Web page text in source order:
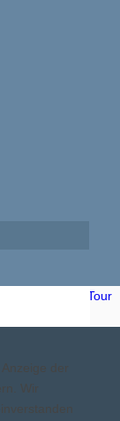
haben
Tour
der
Wir